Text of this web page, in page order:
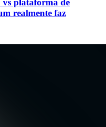
plataforma de
realmente faz